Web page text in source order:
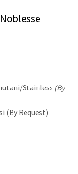
Stainless (By
(By Request)